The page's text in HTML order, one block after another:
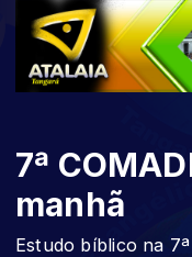
7ª
manhã
Estudo bíblico na